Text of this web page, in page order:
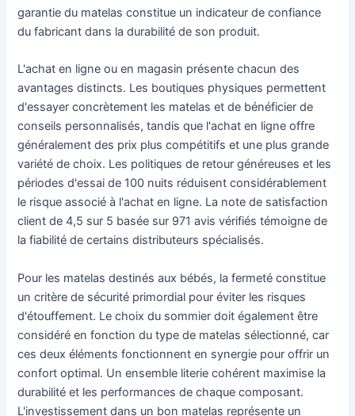
garantie du matelas constitue un indicateur de confiance
du fabricant dans la durabilité de son produit.
L'achat en ligne ou en magasin présente chacun des
avantages distincts. Les boutiques physiques permettent
d'essayer concrètement les matelas et de bénéficier de
conseils personnalisés, tandis que l'achat en ligne offre
généralement des prix plus compétitifs et une plus grande
variété de choix. Les politiques de retour généreuses et les
périodes d'essai de 100 nuits réduisent considérablement
le risque associé à l'achat en ligne. La note de satisfaction
client de 4,5 sur 5 basée sur 971 avis vérifiés témoigne de
la fiabilité de certains distributeurs spécialisés.
Pour les matelas destinés aux bébés, la fermeté constitue
un critère de sécurité primordial pour éviter les risques
d'étouffement. Le choix du sommier doit également être
considéré en fonction du type de matelas sélectionné, car
ces deux éléments fonctionnent en synergie pour offrir un
confort optimal. Un ensemble literie cohérent maximise la
durabilité et les performances de chaque composant.
L'investissement dans un bon matelas représente un